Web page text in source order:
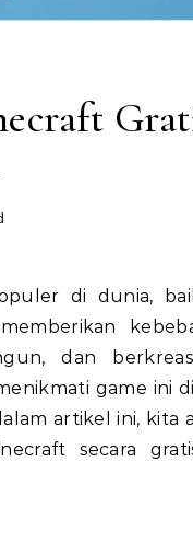
dan
game ini
artikel ini, kita
secara